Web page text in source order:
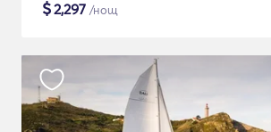
$2,297 /нощ